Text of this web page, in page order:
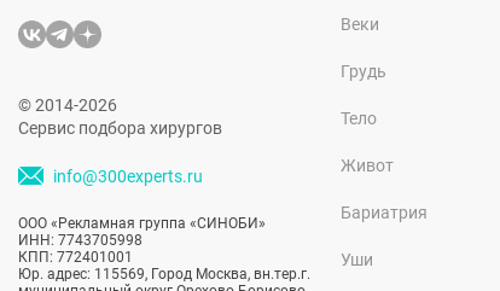
© 2014-2026
Сервис подбора хирургов
info@300experts.ru
ООО «Рекламная группа «СИНОБИ»
ИНН: 7743705998
КПП: 772401001
Юр. адрес: 115569, Город Москва, вн.тер.г.
Веки
Грудь
Тело
Живот
Бариатрия
Уши